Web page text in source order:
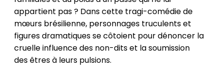
appartient pas ? Dans cette tragi-comédie de
mœurs brésilienne, personnages truculents et
figures dramatiques se côtoient pour dénoncer la
cruelle influence des non-dits et la soumission
des êtres à leurs pulsions.